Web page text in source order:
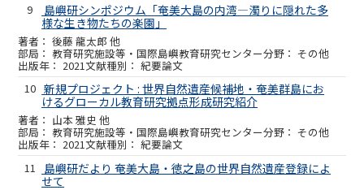
9
島嶼研シンポジウム「奄美大島の内湾―濁りに隠れた多
様な生き物たちの楽園」
後藤 龍太郎 他
教育研究施設等・国際島嶼教育研究センター その他
2021
紀要論文
10 新規プロジェクト : 世界自然遺産候補地・奄美群島にお
けるグローカル教育研究拠点形成研究紹介
山本 雅史 他
教育研究施設等・国際島嶼教育研究センター その他
2021
紀要論文
11
島嶼研だより 奄美大島・徳之島の世界自然遺産登録によ
せて